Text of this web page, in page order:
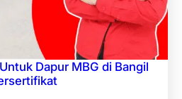
Dapur MBG di Bangil